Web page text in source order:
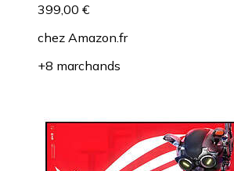
399,00 €
chez Amazon.fr
+8 marchands